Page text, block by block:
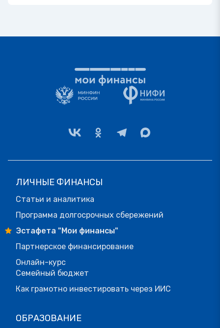
ЛИЧНЫЕ ФИНАНСЫ
Статьи и аналитика
Программа долгосрочных сбережений
Эстафета "Мои финансы"
Партнерское финансирование
Онлайн-курс
Семейный бюджет
Как грамотно инвестировать через ИИС
ОБРАЗОВАНИЕ